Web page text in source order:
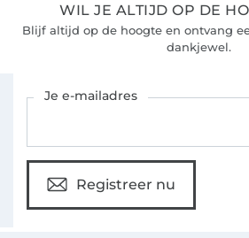
WIL JE ALTIJD OP DE
Blijf altijd op de hoogte en ontvang
dankjewel.
Je e-mailadres
Registreer nu